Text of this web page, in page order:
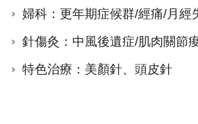
婦科：更年期症候群/經痛/月經
針傷灸：中風後遺症/肌肉關節
特色治療：美顏針、頭皮針